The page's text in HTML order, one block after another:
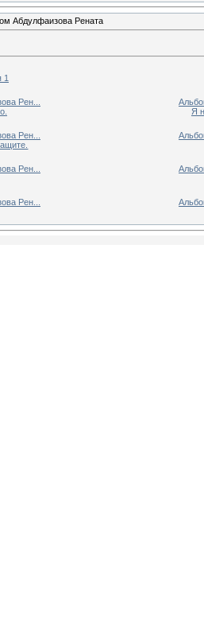
Абдулфаизова Рената
1
Рен...
Рен...
Я
Рен...
Рен...